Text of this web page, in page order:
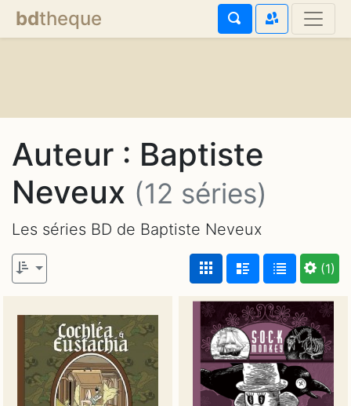
bdtheque
Auteur : Baptiste
Neveux (12 séries)
Les séries BD de Baptiste Neveux
(1)